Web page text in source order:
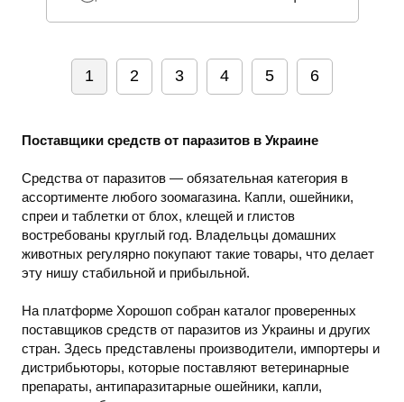
1 2 3 4 5 6
Поставщики средств от паразитов в Украине
Средства от паразитов — обязательная категория в
ассортименте любого зоомагазина. Капли, ошейники,
спреи и таблетки от блох, клещей и глистов
востребованы круглый год. Владельцы домашних
животных регулярно покупают такие товары, что делает
эту нишу стабильной и прибыльной.
На платформе Хорошоп собран каталог проверенных
поставщиков средств от паразитов из Украины и других
стран. Здесь представлены производители, импортеры и
дистрибьюторы, которые поставляют ветеринарные
препараты, антипаразитарные ошейники, капли,